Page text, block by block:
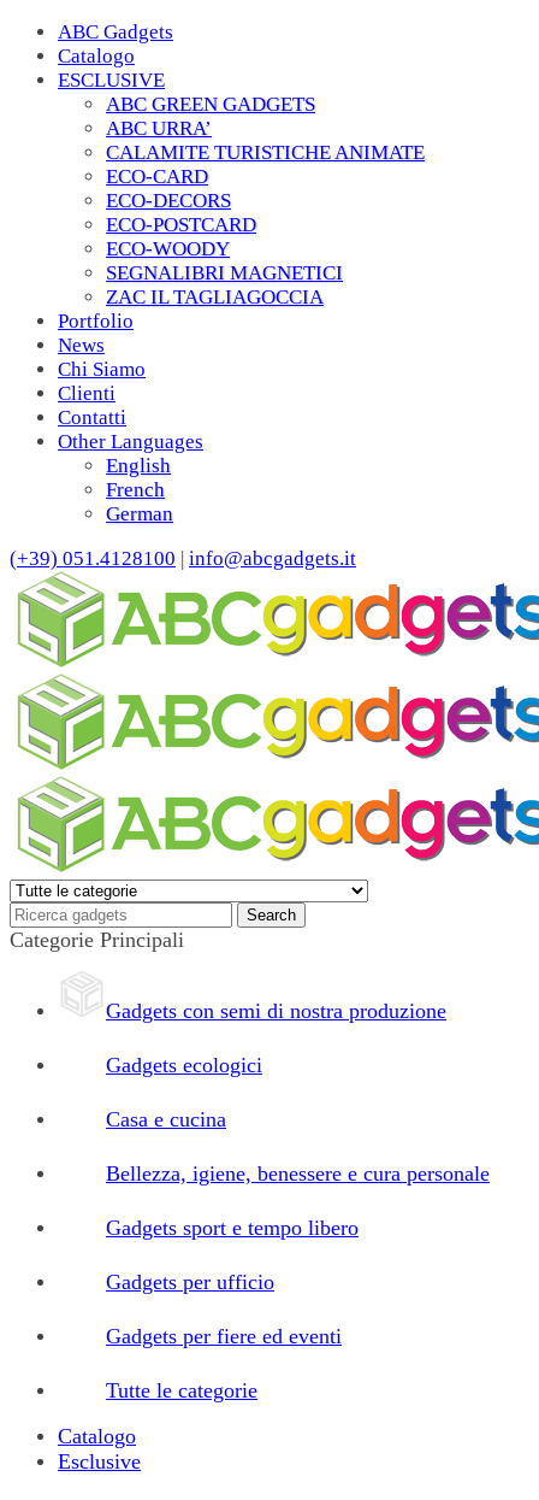
ABC Gadgets
Catalogo
ESCLUSIVE
ABC GREEN GADGETS
ABC URRA’
CALAMITE TURISTICHE ANIMATE
ECO-CARD
ECO-DECORS
ECO-POSTCARD
ECO-WOODY
SEGNALIBRI MAGNETICI
ZAC IL TAGLIAGOCCIA
Portfolio
News
Chi Siamo
Clienti
Contatti
Other Languages
English
French
German
(+39) 051.4128100 | info@abcgadgets.it
Categorie Principali
Gadgets con semi di nostra produzione
Gadgets ecologici
Casa e cucina
Bellezza, igiene, benessere e cura personale
Gadgets sport e tempo libero
Gadgets per ufficio
Gadgets per fiere ed eventi
Tutte le categorie
Catalogo
Esclusive